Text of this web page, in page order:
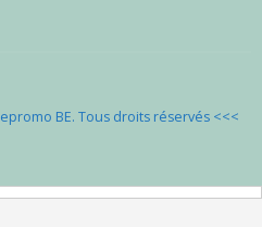
BE. Tous droits réservés <<<